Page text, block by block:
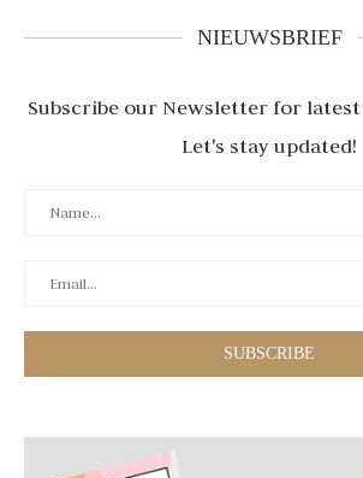
NIEUWSBRIEF
Subscribe our Newsletter for
Let's stay updated!